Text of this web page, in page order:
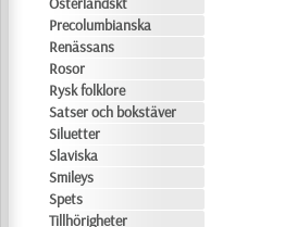
Precolumbianska
Renässans
Rosor
Rysk folklore
Satser och bokstäver
Siluetter
Slaviska
Smileys
Spets
Tillhörigheter